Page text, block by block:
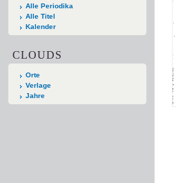
Alle Periodika
Alle Titel
Kalender
CLOUDS
Orte
Verlage
Jahre